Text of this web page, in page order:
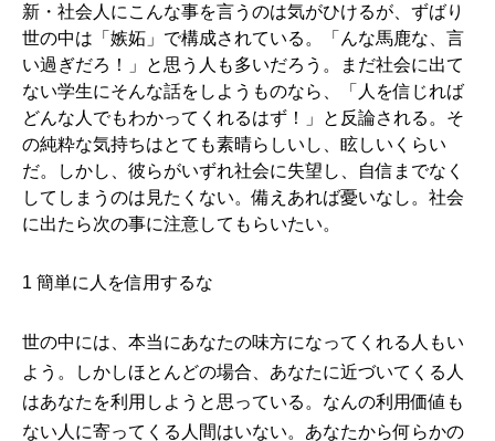
新・社会人にこんな事を言うのは気がひけるが、ずばり
世の中は「嫉妬」で構成されている。「んな馬鹿な、言
い過ぎだろ！」と思う人も多いだろう。まだ社会に出て
ない学生にそんな話をしようものなら、「人を信じれば
どんな人でもわかってくれるはず！」と反論される。そ
の純粋な気持ちはとても素晴らしいし、眩しいくらい
だ。しかし、彼らがいずれ社会に失望し、自信までなく
してしまうのは見たくない。備えあれば憂いなし。社会
に出たら次の事に注意してもらいたい。
1 簡単に人を信用するな
世の中には、本当にあなたの味方になってくれる人もい
よう。しかしほとんどの場合、あなたに近づいてくる人
はあなたを利用しようと思っている。なんの利用価値も
ない人に寄ってくる人間はいない。あなたから何らかの